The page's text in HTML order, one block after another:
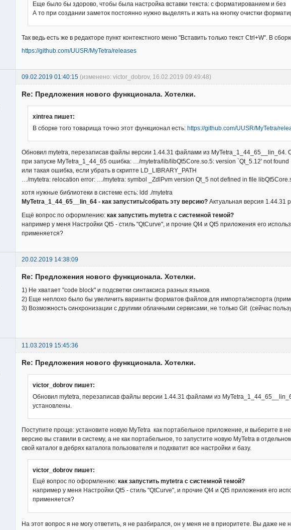
Еще было бы здорово, чтобы была настройка вставки текста: с форматированием и без
А то при создании заметок постоянно нужно выделять и жать на кнопку очистки
Так ведь есть же в редакторе пункт контекстного меню "Вставить только текст Ctrl+W". В
https://github.com/UUSR/MyTetra/releases
09.02.2019 01:40:15 (изменено: victor_dobrov, 16.02.2019 09:49:48)
Re: Предложения нового функционала. Хотелки.
xintrea пишет:
В сборке того товарища точно этот функционал есть: https://github.com/UUSR/MyTetra/
Обновил mytetra, перезаписав файлы версии 1.44.31 файлами из MyTetra_1_44_65__lin_64.
при запуске MyTetra_1_44_65 ошибка: …/mytetra/lib/libQt5Core.so.5: version `Qt_5.12' not found
или такая ошибка, если убрать в скрипте LD_LIBRARY_PATH
…/mytetra: relocation error: …/mytetra: symbol _ZdlPvm version Qt_5 not defined in file
хотя нужные библиотеки в системе есть: ldd ./mytetra
MyTetra_1_44_65__lin_64 - как запустить/собрать эту версию? Актуальная версия 1.44.31
Ещё вопрос по оформлению: как запустить mytetra с системной темой?
например у меня Настройки Qt5 - стиль "QtCurve", и прочие Qt4 и Qt5 приложения его
применяется?
20.02.2019 14:38:09
Re: Предложения нового функционала. Хотелки.
1) Не хватает "code block" и подсветки синтаксиса разных языков.
2) Еще неплохо было бы увеличить варианты форматов файлов для импорта/экспорта
3) Возможность синхронизации с другими облачными сервисами, не только Git (сейчас
11.03.2019 15:45:36
Re: Предложения нового функционала. Хотелки.
victor_dobrov пишет:
Обновил mytetra, перезаписав файлы версии 1.44.31 файлами из
установлены.
Поступите проще: установите новую MyTetra как портабельное приложение, и выберите в
версию вы ставили в систему, а не как портабельное, то запустите новую MyTetra в
свой каталог в дебрях каталога пользователя и подхватит все настройки и базу.
victor_dobrov пишет:
Ещё вопрос по оформлению: как запустить mytetra с системной темой?
например у меня Настройки Qt5 - стиль "QtCurve", и прочие Qt4 и Qt5 приложения его
применяется?
На этот вопрос я не могу ответить, я не разбирался, он у меня не в приоритете. Вы даже не